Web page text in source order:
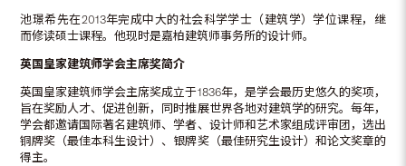
池璟希先在2013年完成中大的社会科学学士（建筑学）学位课程，继
而修读硕士课程。他现时是嘉柏建筑师事务所的设计师。
英国皇家建筑师学会主席奖简介
英国皇家建筑师学会主席奖成立于1836年，是学会最历史悠久的奖项，
旨在奖励人才、促进创新，同时推展世界各地对建筑学的研究。每年，
学会都邀请国际著名建筑师、学者、设计师和艺术家组成评审团，选出
铜牌奖（最佳本科生设计）、银牌奖（最佳研究生设计）和论文奖章的
得主。